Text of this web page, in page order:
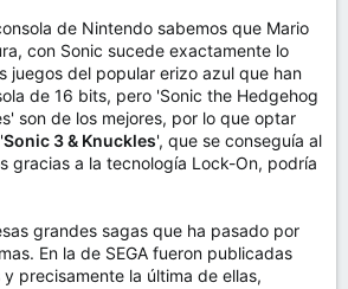
de Nintendo sabemos que Mario
con Sonic sucede exactamente lo
juegos del popular erizo azul que han
de 16 bits, pero 'Sonic the Hedgehog
son de los mejores, por lo que optar
Sonic 3 & Knuckles', que se conseguía al
gracias a la tecnología Lock-On, podría
grandes sagas que ha pasado por
En la de SEGA fueron publicadas
precisamente la última de ellas,